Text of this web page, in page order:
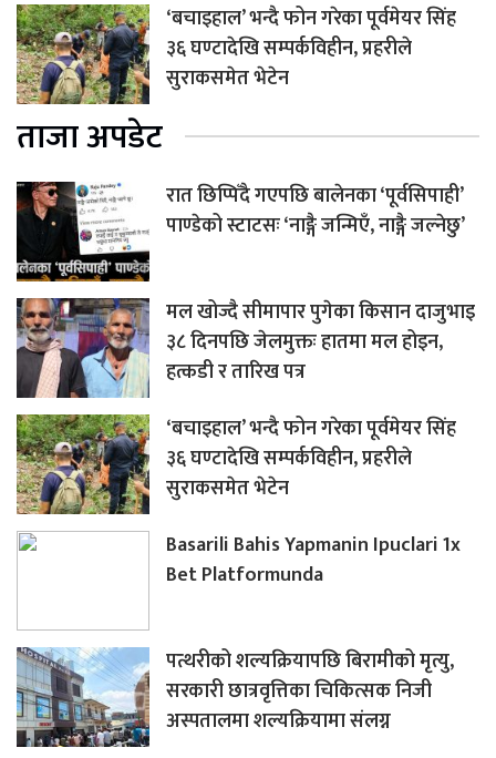
‘बचाइहाल’ भन्दै फोन गरेका पूर्वमेयर सिंह
३६ घण्टादेखि सम्पर्कविहीन, प्रहरीले
सुराकसमेत भेटेन
ताजा अपडेट
रात छिप्पिँदै गएपछि बालेनका ‘पूर्वसिपाही’
पाण्डेको स्टाटसः ‘नाङ्गै जन्मिएँ, नाङ्गै जल्नेछु’
मल खोज्दै सीमापार पुगेका किसान दाजुभाइ
३८ दिनपछि जेलमुक्तः हातमा मल होइन,
हत्कडी र तारिख पत्र
‘बचाइहाल’ भन्दै फोन गरेका पूर्वमेयर सिंह
३६ घण्टादेखि सम्पर्कविहीन, प्रहरीले
सुराकसमेत भेटेन
Basarili Bahis Yapmanin Ipuclari 1x
Bet Platformunda
पत्थरीको शल्यक्रियापछि बिरामीको मृत्यु,
सरकारी छात्रवृत्तिका चिकित्सक निजी
अस्पतालमा शल्यक्रियामा संलग्न